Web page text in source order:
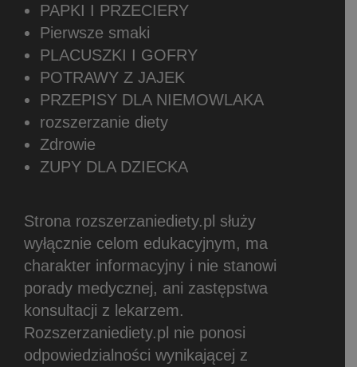
PAPKI I PRZECIERY
Pierwsze smaki
PLACUSZKI I GOFRY
POTRAWY Z JAJEK
PRZEPISY DLA NIEMOWLAKA
rozszerzanie diety
Zdrowie
ZUPY DLA DZIECKA
Strona rozszerzaniediety.pl służy
wyłącznie celom edukacyjnym, ma
charakter informacyjny i nie stanowi
porady medycznej, ani zastępstwa
konsultacji z lekarzem.
Rozszerzaniediety.pl nie ponosi
odpowiedzialności wynikającej z